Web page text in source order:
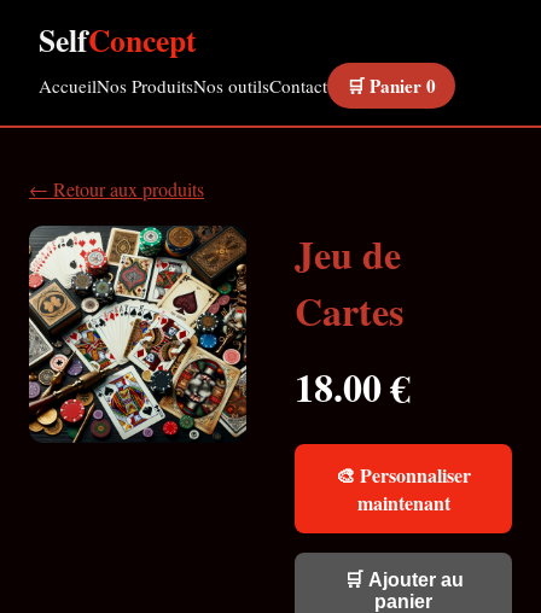
SelfConcept
AccueilNos ProduitsNos outilsContact 🛒 Panier0
← Retour aux produits
Jeu de
Cartes
18.00 €
🎨 Personnaliser
maintenant
🛒 Ajouter au
panier